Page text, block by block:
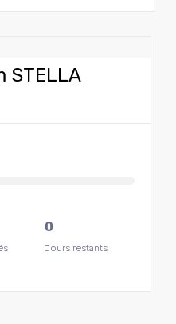
STELLA
0
Jours restants